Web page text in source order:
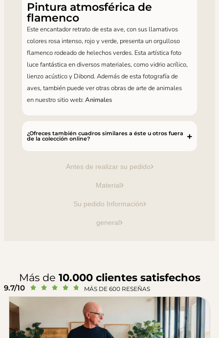
Antes de realizar su pedido
Material
Su pedido Información
general
Pintura atmosférica de
flamenco
Este encantador retrato de esta ave, con sus llamativos
colores rosa intenso, rojo y verde, presenta un orgulloso
flamenco rodeado de helechos verdes. Esta artística foto
luce fantástica en diversos materiales, como vidrio acrílico,
lienzo acústico y Dibond. Además de esta fotografía de
aves, también puede ver otras obras de arte de animales
en nuestro sitio web: Animales
¿Ofreces también cuadros similares a éste u otros fuera
de la colección online?
Más de 10.000 clientes satisfechos
9.7/10      MÁS DE 600 RESEÑAS